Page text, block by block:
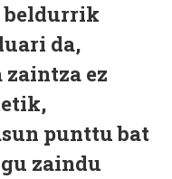
beldurrik
da,
ez
punttu bat
zaindu